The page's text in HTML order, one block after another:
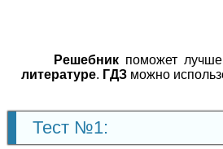
Решебник поможет
литературе. ГДЗ можно
Тест №1: